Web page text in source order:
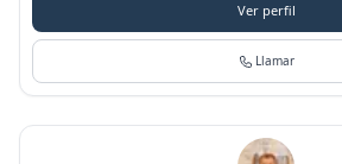
Ver perfil
Llamar